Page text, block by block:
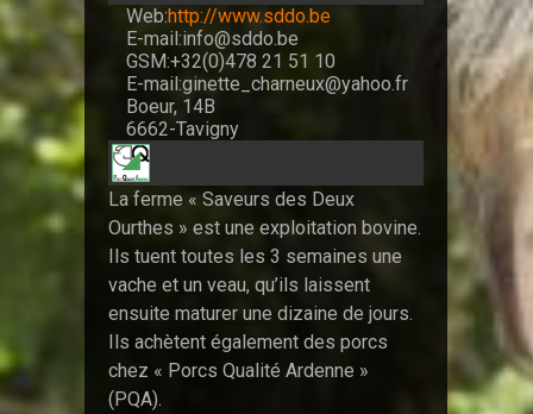
Web:http://www.sddo.be
E-mail:info@sddo.be
GSM:+32(0)478 21 51 10
E-mail:ginette_charneux@yahoo.fr
Boeur, 14B
6662-Tavigny
La ferme « Saveurs des Deux
Ourthes » est une exploitation bovine.
Ils tuent toutes les 3 semaines une
vache et un veau, qu’ils laissent
ensuite maturer une dizaine de jours.
Ils achètent également des porcs
chez « Porcs Qualité Ardenne »
(PQA).